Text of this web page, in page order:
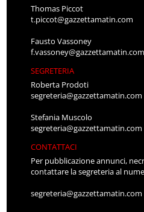
Thomas Piccot
t.piccot@gazzettamatin.com
Fausto Vassoney
f.vassoney@gazzettamatin.com
SEGRETERIA
Roberta Prodoti
segreteria@gazzettamatin.com
Stefania Muscolo
segreteria@gazzettamatin.com
CONTATTACI
Per pubblicazione annunci,
contattare la segreteria al
segreteria@gazzettamatin.com